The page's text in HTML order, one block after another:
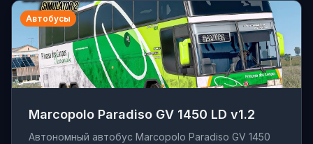
Автобусы
Marcopolo Paradiso GV 1450 LD v1.2
Автономный автобус Marcopolo Paradiso GV 1450